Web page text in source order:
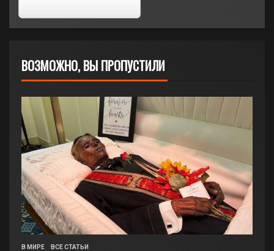
ВОЗМОЖНО, ВЫ ПРОПУСТИЛИ
В МИРЕ ВСЕ СТАТЬИ